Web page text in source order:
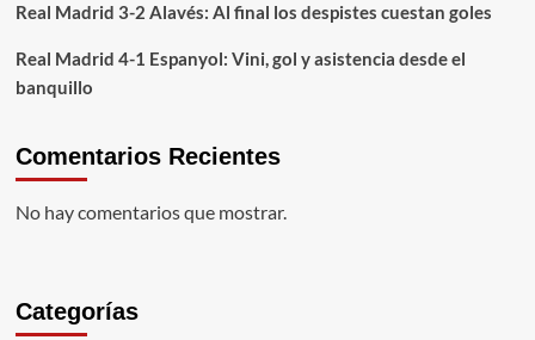
Real Madrid 3-2 Alavés: Al final los despistes cuestan goles
Real Madrid 4-1 Espanyol: Vini, gol y asistencia desde el
banquillo
Comentarios Recientes
No hay comentarios que mostrar.
Categorías